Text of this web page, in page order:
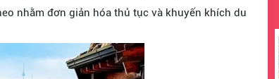
nhằm đơn giản hóa thủ tục và khuyến khích du